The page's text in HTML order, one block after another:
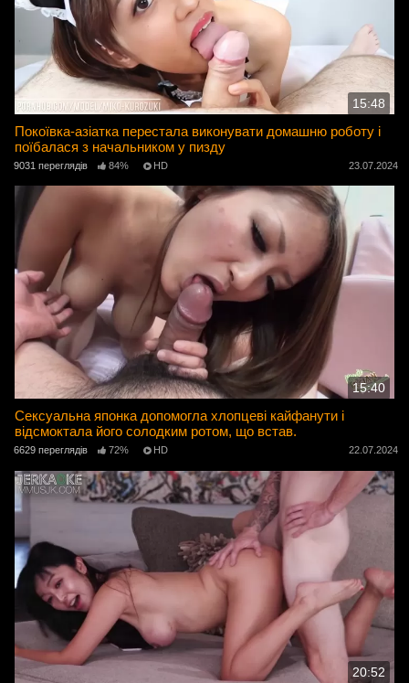
15:48
Покоївка-азіатка перестала виконувати домашню роботу і
поїбалася з начальником у пизду
9031 переглядів 84% HD 23.07.2024
15:40
Сексуальна японка допомогла хлопцеві кайфанути і
відсмоктала його солодким ротом, що встав.
6629 переглядів 72% HD 22.07.2024
20:52